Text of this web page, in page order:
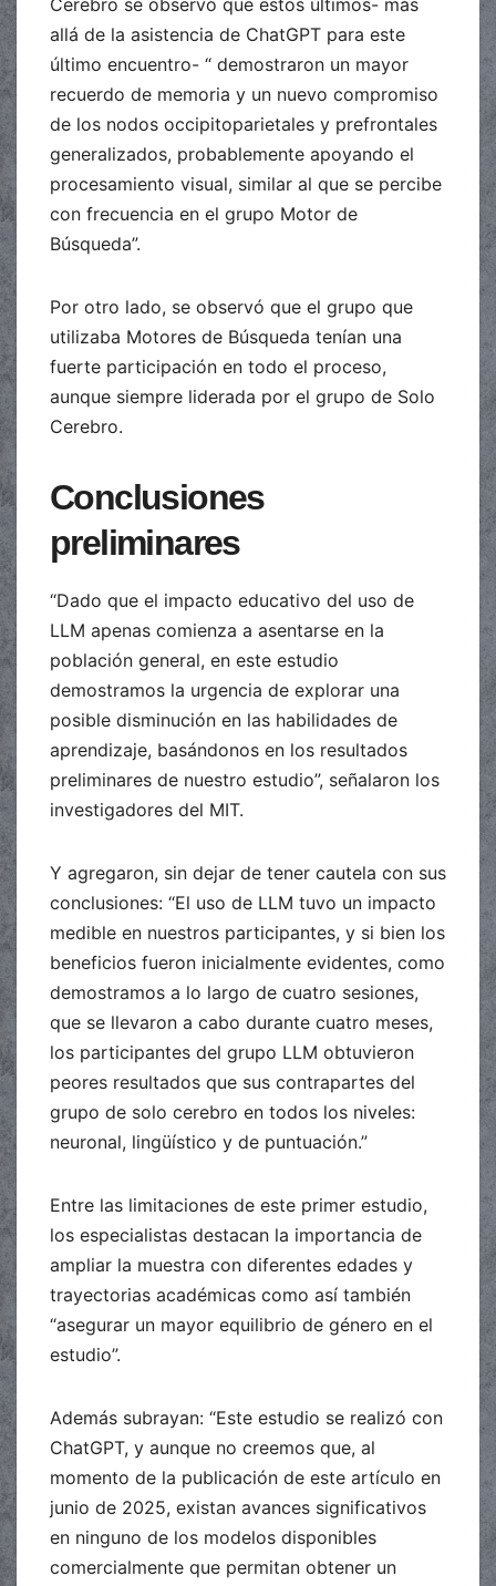
allá de la asistencia de ChatGPT para este
último encuentro- “ demostraron un mayor
recuerdo de memoria y un nuevo compromiso
de los nodos occipitoparietales y prefrontales
generalizados, probablemente apoyando el
procesamiento visual, similar al que se percibe
con frecuencia en el grupo Motor de
Búsqueda”.
Por otro lado, se observó que el grupo que
utilizaba Motores de Búsqueda tenían una
fuerte participación en todo el proceso,
aunque siempre liderada por el grupo de Solo
Cerebro.
Conclusiones
preliminares
“Dado que el impacto educativo del uso de
LLM apenas comienza a asentarse en la
población general, en este estudio
demostramos la urgencia de explorar una
posible disminución en las habilidades de
aprendizaje, basándonos en los resultados
preliminares de nuestro estudio”, señalaron los
investigadores del MIT.
Y agregaron, sin dejar de tener cautela con sus
conclusiones: “El uso de LLM tuvo un impacto
medible en nuestros participantes, y si bien los
beneficios fueron inicialmente evidentes, como
demostramos a lo largo de cuatro sesiones,
que se llevaron a cabo durante cuatro meses,
los participantes del grupo LLM obtuvieron
peores resultados que sus contrapartes del
grupo de solo cerebro en todos los niveles:
neuronal, lingüístico y de puntuación.”
Entre las limitaciones de este primer estudio,
los especialistas destacan la importancia de
ampliar la muestra con diferentes edades y
trayectorias académicas como así también
“asegurar un mayor equilibrio de género en el
estudio”.
Además subrayan: “Este estudio se realizó con
ChatGPT, y aunque no creemos que, al
momento de la publicación de este artículo en
junio de 2025, existan avances significativos
en ninguno de los modelos disponibles
comercialmente que permitan obtener un